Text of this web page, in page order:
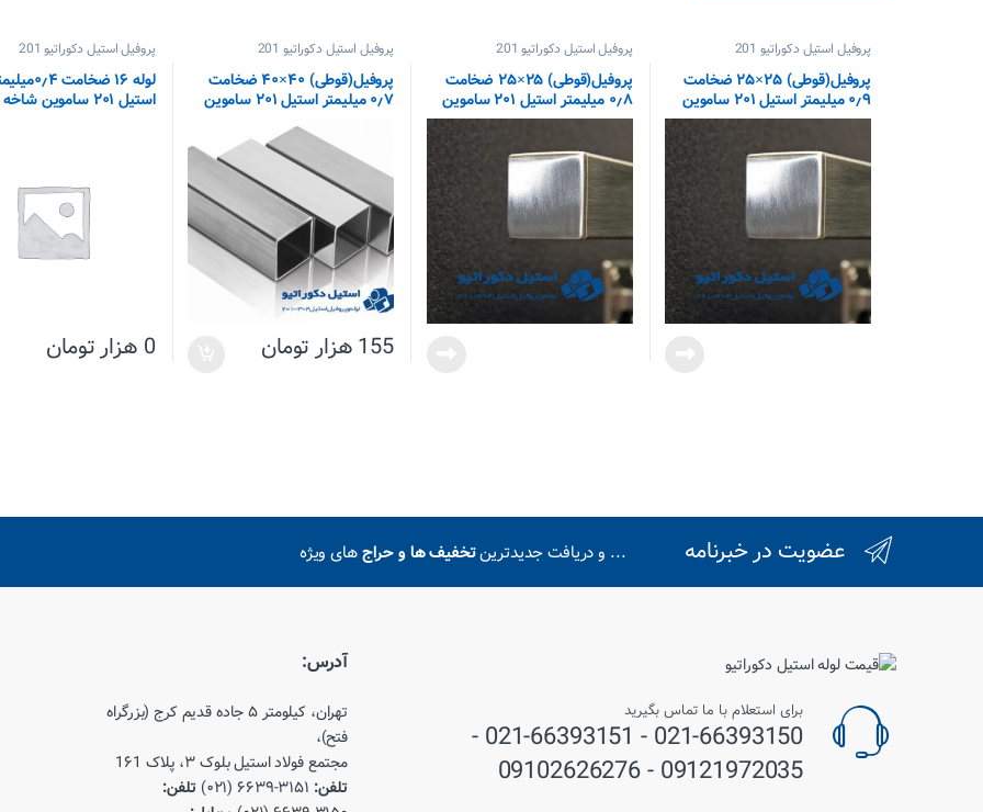
پروفیل استیل دکوراتیو 201
پروفیل(قوطی) ۲۵×۲۵ ضخامت
۰٫۹ میلیمتر استیل ۲۰۱ ساموین
پروفیل استیل دکوراتیو 201
پروفیل(قوطی) ۲۵×۲۵ ضخامت
۰٫۸ میلیمتر استیل ۲۰۱ ساموین
پروفیل استیل دکوراتیو 201
پروفیل(قوطی) ۴۰×۴۰ ضخامت
۰٫۷ میلیمتر استیل ۲۰۱ ساموین
155هزار تومان
پروفیل استیل دکوراتیو 201
لوله ۱۶ ضخامت
استیل ۲۰۱ ساموین شاخه ای
0 هزار تومان
عضویت در خبرنامه ... و دریافت جدیدترینتخفیف ها و حراجهای ویژه
برای استعلام با ما تماس بگیرید
021-66393150 - 021-66393151 -
09121972035 - 09102626276
آدرس:
تهران، کیلومتر ۵ جاده قدیم کرج (بزرگراه
فتح)،
مجتمع فولاد استیل بلوک ۳، پلاک 1۶1
تلفن: ۳۱۵۱-۶۶۳۹ (۰۲۱)
تلفن: